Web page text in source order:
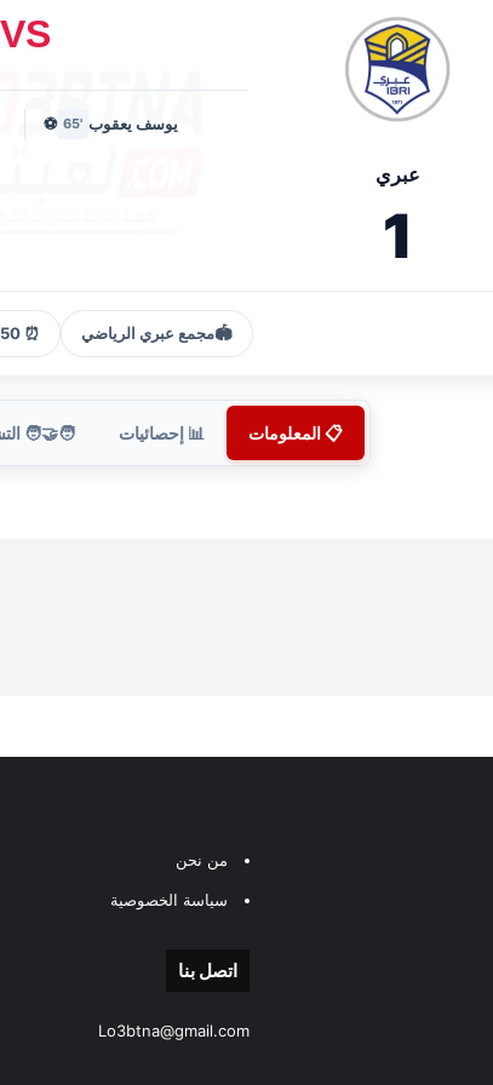
عبري
1
VS
يوسف يعقوب '65
⚽
🏟️مجمع عبري الرياضي ⏰ 17:50
📋 المعلومات 📊 إحصائيات 🧑‍🤝‍🧑
من نحن
سياسة الخصوصية
اتصل بنا
Lo3btna@gmail.com